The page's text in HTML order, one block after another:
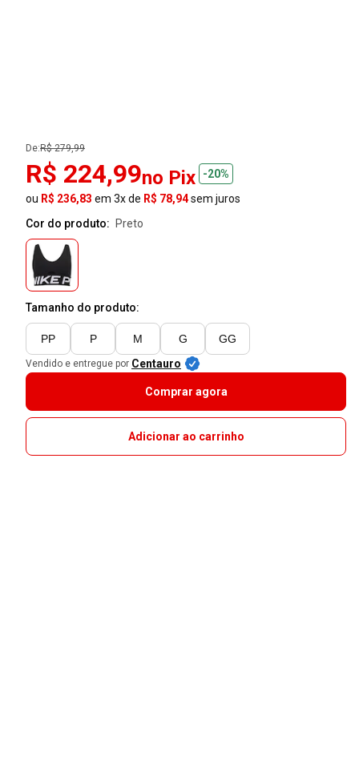
De:R$ 279,99
R$ 224,99no Pix
-20%
ou R$ 236,83 em 3x de R$ 78,94sem juros
Cor do produto:
preto
Tamanho do produto:
PP P M G GG
Vendido e entregue por Centauro
Comprar agora
Adicionar ao carrinho